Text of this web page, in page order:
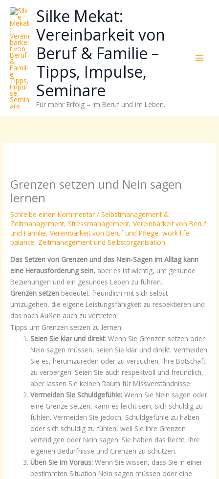
Zum
Inhalt
springen
Silke Mekat:
Vereinbarkeit von
Beruf & Familie –
Tipps, Impulse,
Seminare
Für mehr Erfolg – im Beruf und im Leben.
Grenzen setzen und Nein sagen
lernen
Schreibe einen Kommentar /Selbstmanagement &
Zeitmanagement,Stressmanagement,Vereinbarkeit von Beruf
und Familie,Vereinbarkeit von Beruf und Pflege,work life
balance, Zeitmanagement und Selbstorganisation
Das Setzen von Grenzen und das Nein-Sagen im Alltag kann
eine Herausforderung sein, aber es ist wichtig, um gesunde
Beziehungen und ein gesundes Leben zu führen.
Grenzen setzen bedeutet: freundlich mit sich selbst
umzugehen, die eigene Leistungsfähigkeit zu respektieren und
das nach Außen auch zu vertreten.
Tipps um Grenzen setzen zu lernen:
Seien Sie klar und direkt: Wenn Sie Grenzen setzen oder
Nein sagen müssen, seien Sie klar und direkt. Vermeiden
Sie es, herumzureden oder zu versuchen, Ihre Botschaft
zu verbergen. Seien Sie auch respektvoll und freundlich,
aber lassen Sie keinen Raum für Missverständnisse.
Vermeiden Sie Schuldgefühle:Wenn Sie Nein sagen oder
eine Grenze setzen, kann es leicht sein, sich schuldig zu
fühlen. Vermeiden Sie jedoch, Schuldgefühle zu haben
oder sich schuldig zu fühlen, weil Sie Ihre Grenzen
verteidigen oder Nein sagen. Sie haben das Recht, Ihre
eigenen Bedürfnisse und Grenzen zu schützen.
Üben Sie im Voraus:Wenn Sie wissen, dass Sie in einer
bestimmten Situation Nein sagen müssen oder eine
wie
sich
Stress
reduzieren
Energie
gezielter
einsetzen
lässt?
Einfach